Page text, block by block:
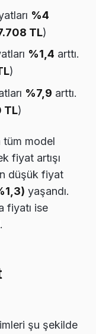
%4
TL)
%1,4 arttı.
)
%7,9 arttı.
TL)
tüm model
fiyat artışı
düşük fiyat
yaşandı.
fiyatı ise
şu şekilde